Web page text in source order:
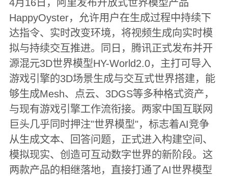
4月16日，阿里发布开放式世界模型产品
HappyOyster，允许用户在生成过程中持续下
达指令、实时改变环境，将视频生成向实时模
拟与持续交互推进。同日，腾讯正式发布并开
源混元3D世界模型HY-World2.0，主打可导入
游戏引擎的3D场景生成与交互式世界搭建，能
够生成Mesh、点云、3DGS等多种格式资产，
与现有游戏引擎工作流衔接。两家中国互联网
巨头几乎同时押注"世界模型"，标志着AI竞争
从生成文本、回答问题，正式进入构建空间、
模拟现实、创造可互动数字世界的新阶段。这
两款产品的相继落地，直接打通了AI世界模型